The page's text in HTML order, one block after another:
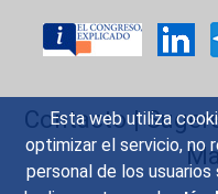
Esta web utiliza
optimizar el servicio, no
personal de los
Contacto|